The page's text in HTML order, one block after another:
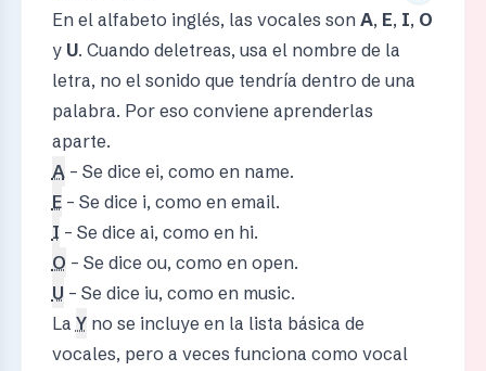
En el alfabeto inglés, las vocales son A, E, I, O
y U. Cuando deletreas, usa el nombre de la
letra, no el sonido que tendría dentro de una
palabra. Por eso conviene aprenderlas
aparte.
A– Se dice ei, como en name.
E– Se dice i, como en email.
I – Se dice ai, como en hi.
O – Se dice ou, como en open.
U – Se dice iu, como en music.
La Yno se incluye en la lista básica de
vocales, pero a veces funciona como vocal